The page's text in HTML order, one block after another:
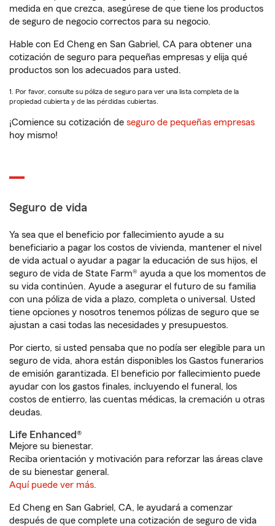
medida en que crezca, asegúrese de que tiene los productos
de seguro de negocio correctos para su negocio.
Hable con Ed Cheng en San Gabriel, CA para obtener una
cotización de seguro para pequeñas empresas y elija qué
productos son los adecuados para usted.
1. Por favor, consulte su póliza de seguro para ver una lista completa de la
propiedad cubierta y de las pérdidas cubiertas.
¡Comience su cotización de seguro de pequeñas empresas
hoy mismo!
Seguro de vida
Ya sea que el beneficio por fallecimiento ayude a su
beneficiario a pagar los costos de vivienda, mantener el nivel
de vida actual o ayudar a pagar la educación de sus hijos, el
seguro de vida de State Farm® ayuda a que los momentos de
su vida continúen. Ayude a asegurar el futuro de su familia
con una póliza de vida a plazo, completa o universal. Usted
tiene opciones y nosotros tenemos pólizas de seguro que se
ajustan a casi todas las necesidades y presupuestos.
Por cierto, si usted pensaba que no podía ser elegible para un
seguro de vida, ahora están disponibles los Gastos funerarios
de emisión garantizada. El beneficio por fallecimiento puede
ayudar con los gastos finales, incluyendo el funeral, los
costos de entierro, las cuentas médicas, la cremación u otras
deudas.
Life Enhanced®
Mejore su bienestar.
Reciba orientación y motivación para reforzar las áreas clave
de su bienestar general.
Aquí puede ver más.
Ed Cheng en San Gabriel, CA, le ayudará a comenzar
después de que complete una cotización de seguro de vida